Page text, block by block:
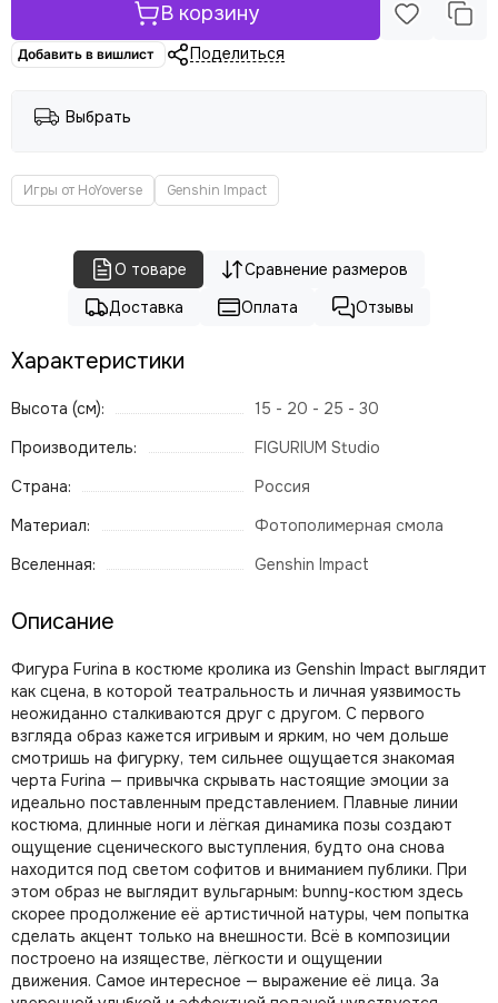
В корзину
Добавить в вишлист Поделиться
Выбрать
Игры от HoYoverse Genshin Impact
О товаре
Сравнение размеров
Доставка
Оплата Отзывы
Характеристики
Высота (см):
15 - 20 - 25 - 30
Производитель:
FIGURIUM Studio
Страна:
Россия
Материал:
Фотополимерная смола
Вселенная:
Genshin Impact
Описание
Фигура Furina в костюме кролика из Genshin Impact выглядит
как сцена, в которой театральность и личная уязвимость
неожиданно сталкиваются друг с другом. С первого
взгляда образ кажется игривым и ярким, но чем дольше
смотришь на фигурку, тем сильнее ощущается знакомая
черта Furina — привычка скрывать настоящие эмоции за
идеально поставленным представлением. Плавные линии
костюма, длинные ноги и лёгкая динамика позы создают
ощущение сценического выступления, будто она снова
находится под светом софитов и вниманием публики. При
этом образ не выглядит вульгарным: bunny-костюм здесь
скорее продолжение её артистичной натуры, чем попытка
сделать акцент только на внешности. Всё в композиции
построено на изяществе, лёгкости и ощущении
движения. Самое интересное — выражение её лица. За